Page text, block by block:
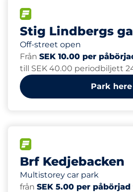
Stig Lindbergs
Off-street open
Från SEK 10.00 per
till SEK 40.00 periodbiljett
Park here
Brf Kedjebacken
Multistorey car park
från SEK 5.00 per